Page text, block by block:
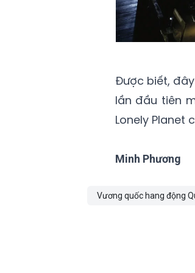
Được biết,
lần đầu tiên
Lonely Planet
Minh Phương
Vương quốc hang động